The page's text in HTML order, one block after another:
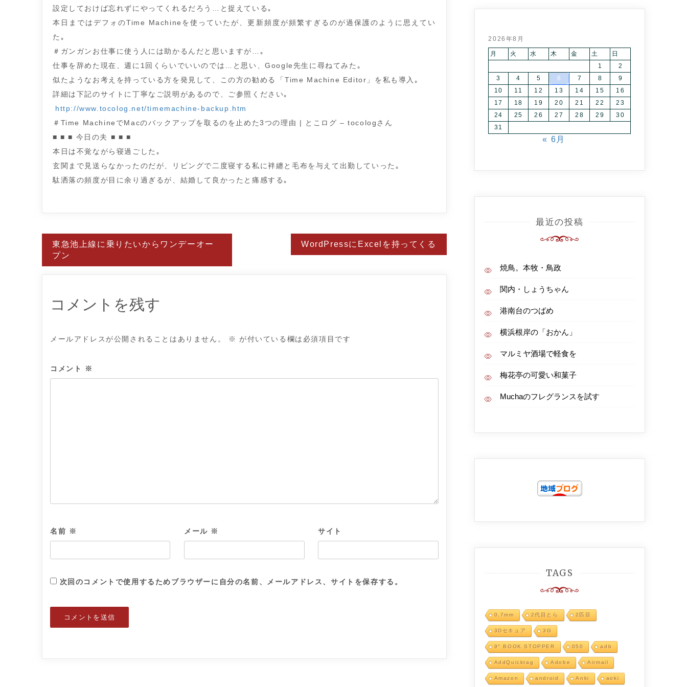
設定しておけば忘れずにやってくれるだろう…と捉えている｡
本日まではデフォのTime Machineを使っていたが、更新頻度が頻繁すぎるのが過保護のように思えてい
た｡
＃ガンガンお仕事に使う人には助かるんだと思いますが…｡
仕事を辞めた現在、週に1回くらいでいいのでは…と思い、Google先生に尋ねてみた｡
似たようなお考えを持っている方を発見して、この方の勧める「Time Machine Editor」を私も導入｡
詳細は下記のサイトに丁寧なご説明があるので、ご参照ください｡
http://www.tocolog.net/timemachine-backup.htm
＃Time MachineでMacのバックアップを取るのを止めた3つの理由 | とこログ – tocologさん
■ ■ ■ 今日の夫 ■ ■ ■
本日は不覚ながら寝過ごした｡
玄関まで見送らなかったのだが、リビングで二度寝する私に袢纏と毛布を与えて出勤していった｡
駄洒落の頻度が目に余り過ぎるが、結婚して良かったと痛感する｡
投
稿
ナ
ビ
ョ
ン
東急池上線に乗りたいからワンデーオー
プン
WordPressにExcelを持ってくる
コメントを残す
メールアドレスが公開されることはありません。 ※ が付いている欄は必須項目です
コメント ※
名前 ※ メール ※ サイト
次回のコメントで使用するためブラウザーに自分の名前、メールアドレス、サイトを保存する。
2026年8月
月 火 水 木 金 土
日
1
2
3
4 5 6 7 8
9
10
11 12 13 14 15
16
17
18 19 20 21 22
23
24
25 26 27 28 29
30
31
« 6月
最近の投稿
焼鳥。本牧・鳥政
関内・しょうちゃん
港南台のつばめ
横浜根岸の「おかん」
マルミヤ酒場で軽食を
梅花亭の可愛い和菓子
Muchaのフレグランスを試す
TAGS
0.7mm 2代目とら 2匹目
3Dセキュア 3G
9° BOOK STOPPER 050 adb
AddQuicktag Adobe Airmail
Amazon android Anki aoki